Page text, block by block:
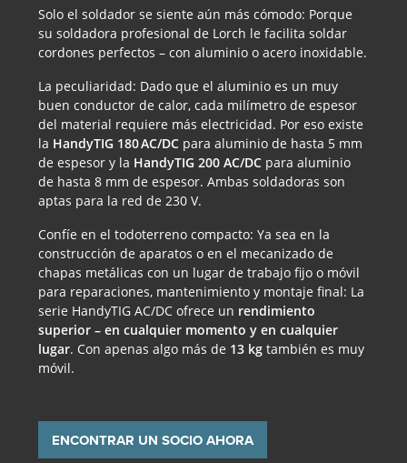
Solo el soldador se siente aún más cómodo: Porque
su soldadora profesional de Lorch le facilita soldar
cordones perfectos – con aluminio o acero inoxidable.
La peculiaridad: Dado que el aluminio es un muy
buen conductor de calor, cada milímetro de espesor
del material requiere más electricidad. Por eso existe
la HandyTIG 180 AC/DCpara aluminio de hasta 5 mm
de espesor y la HandyTIG 200 AC/DCpara aluminio
de hasta 8 mm de espesor. Ambas soldadoras son
aptas para la red de 230 V.
Confíe en el todoterreno compacto: Ya sea en la
construcción de aparatos o en el mecanizado de
chapas metálicas con un lugar de trabajo fijo o móvil
para reparaciones, mantenimiento y montaje final: La
serie HandyTIG AC/DC ofrece un rendimiento
superior – en cualquier momento y en cualquier
lugar. Con apenas algo más de 13 kgtambién es muy
móvil.
ENCONTRAR UN SOCIO AHORA